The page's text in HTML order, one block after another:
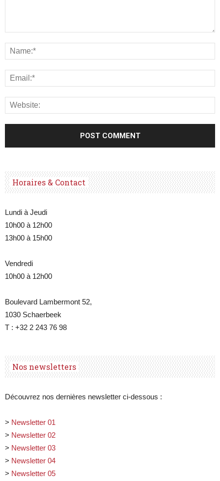
Horaires & Contact
Lundi à Jeudi
10h00 à 12h00
13h00 à 15h00
Vendredi
10h00 à 12h00
Boulevard Lambermont 52,
1030 Schaerbeek
T : +32 2 243 76 98
Nos newsletters
Découvrez nos dernières newsletter ci-dessous :
> Newsletter 01
> Newsletter 02
> Newsletter 03
> Newsletter 04
> Newsletter 05